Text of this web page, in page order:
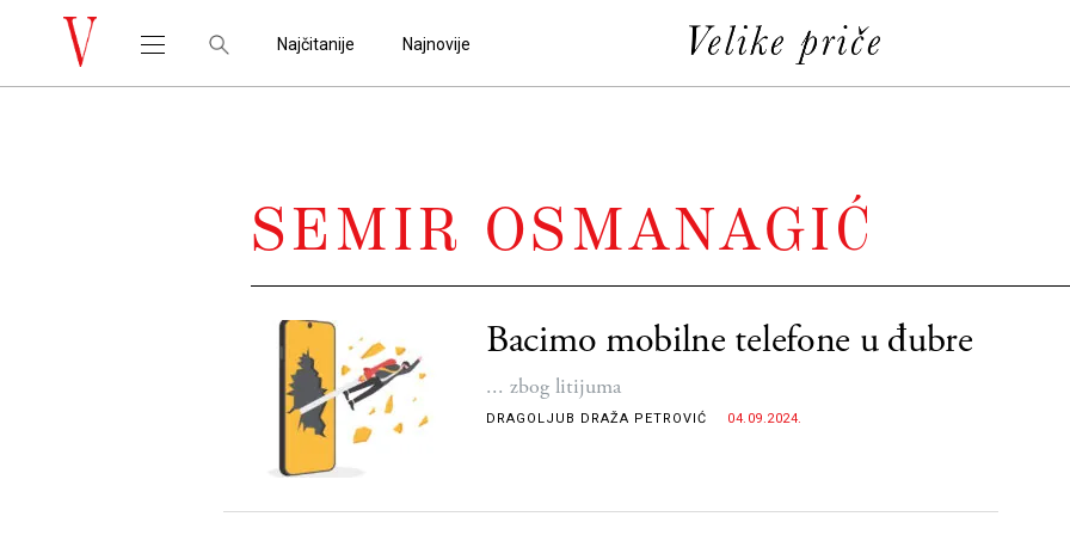
Najčitanije Najnovije
SEMIR OSMANAGIĆ
Bacimo mobilne telefone u đubre
... zbog litijuma
DRAGOLJUB DRAŽA PETROVIĆ 04.09.2024.